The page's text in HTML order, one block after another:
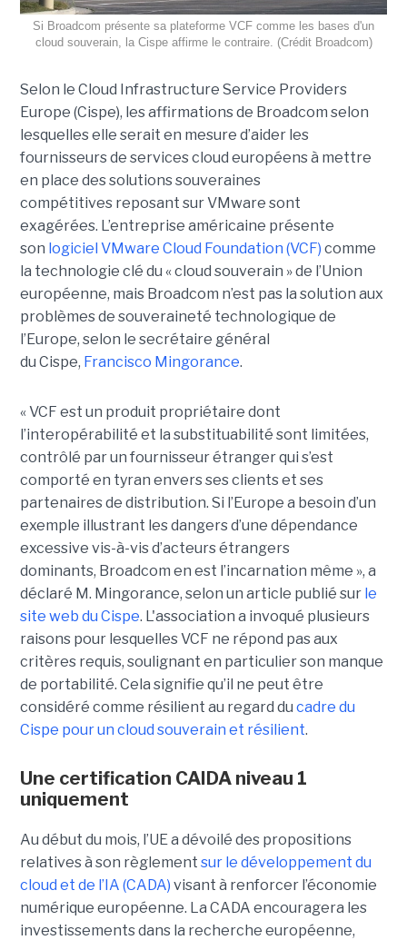
Si Broadcom présente sa plateforme VCF comme les bases d'un
cloud souverain, la Cispe affirme le contraire. (Crédit Broadcom)
Selon le Cloud Infrastructure Service Providers
Europe (Cispe), les affirmations de Broadcom selon
lesquelles elle serait en mesure d’aider les
fournisseurs de services cloud européens à mettre
en place des solutions souveraines
compétitives reposant sur VMware sont
exagérées. L’entreprise américaine présente
son logiciel VMware Cloud Foundation (VCF) comme
la technologie clé du « cloud souverain » de l’Union
européenne, mais Broadcom n’est pas la solution aux
problèmes de souveraineté technologique de
l’Europe, selon le secrétaire général
du Cispe, Francisco Mingorance.
« VCF est un produit propriétaire dont
l’interopérabilité et la substituabilité sont limitées,
contrôlé par un fournisseur étranger qui s’est
comporté en tyran envers ses clients et ses
partenaires de distribution. Si l’Europe a besoin d’un
exemple illustrant les dangers d’une dépendance
excessive vis-à-vis d’acteurs étrangers
dominants, Broadcom en est l’incarnation même », a
déclaré M. Mingorance, selon un article publié sur le
site web du Cispe. L'association a invoqué plusieurs
raisons pour lesquelles VCF ne répond pas aux
critères requis, soulignant en particulier son manque
de portabilité. Cela signifie qu’il ne peut être
considéré comme résilient au regard du cadre du
Cispe pour un cloud souverain et résilient.
Une certification CAIDA niveau 1
uniquement
Au début du mois, l’UE a dévoilé des propositions
relatives à son règlement sur le développement du
cloud et de l’IA (CADA) visant à renforcer l’économie
numérique européenne. La CADA encouragera les
investissements dans la recherche européenne,